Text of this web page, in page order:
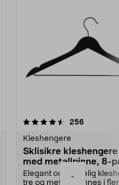
-
256
Kleshengere
Sklisikre
med metallpinne, 8-
Elegant og skikkelig
tre og metall – finnes i
4.5av 5 stjerner